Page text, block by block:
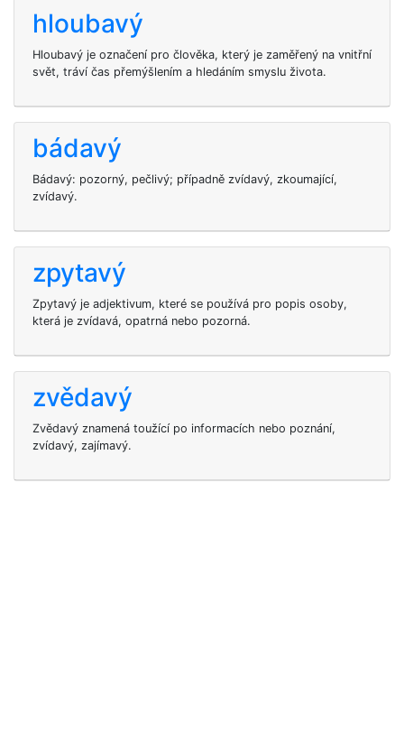
hloubavý
Hloubavý je označení pro člověka, který je zaměřený na vnitřní
svět, tráví čas přemýšlením a hledáním smyslu života.
bádavý
Bádavý: pozorný, pečlivý; případně zvídavý, zkoumající,
zvídavý.
zpytavý
Zpytavý je adjektivum, které se používá pro popis osoby,
která je zvídavá, opatrná nebo pozorná.
zvědavý
Zvědavý znamená toužící po informacích nebo poznání,
zvídavý, zajímavý.